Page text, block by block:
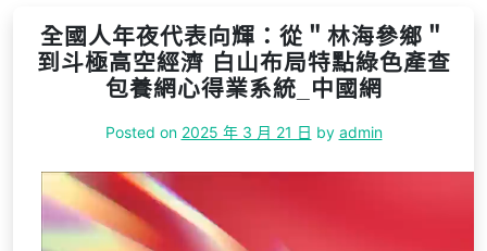
全國人年夜代表向輝：從＂林海參鄉＂
到斗極高空經濟 白山布局特點綠色產查
包養網心得業系統_中國網
Posted on 2025 年 3 月 21 日 by admin